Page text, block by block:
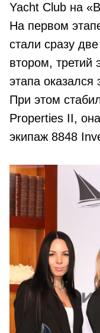
Yacht Club на
На первом
стали сразу
втором, третий
этапа
При этом
Properties II,
экипаж 8848